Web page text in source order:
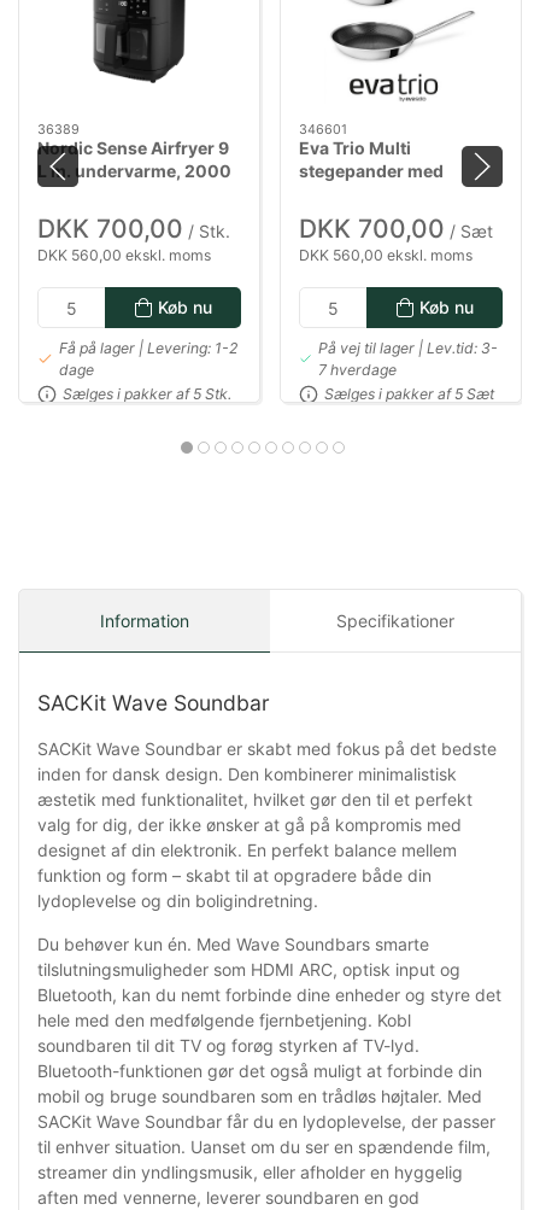
36389
Nordic Sense Airfryer 9
L m. undervarme, 2000
watt i sort
DKK 700,00 / Stk.
DKK 560,00 ekskl. moms
Køb nu
Få på lager | Levering: 1-2
dage
Sælges i pakker af 5 Stk.
346601
Eva Trio Multi
stegepander med
Mosaic keramisk Slip-
Let belægning - 24 & 28
cm
DKK 700,00 / Sæt
DKK 560,00 ekskl. moms
Køb nu
På vej til lager | Lev.tid: 3-
7 hverdage
Sælges i pakker af 5 Sæt
Information Specifikationer
SACKit Wave Soundbar
SACKit Wave Soundbar er skabt med fokus på det bedste
inden for dansk design. Den kombinerer minimalistisk
æstetik med funktionalitet, hvilket gør den til et perfekt
valg for dig, der ikke ønsker at gå på kompromis med
designet af din elektronik. En perfekt balance mellem
funktion og form – skabt til at opgradere både din
lydoplevelse og din boligindretning.
Du behøver kun én. Med Wave Soundbars smarte
tilslutningsmuligheder som HDMI ARC, optisk input og
Bluetooth, kan du nemt forbinde dine enheder og styre det
hele med den medfølgende fjernbetjening. Kobl
soundbaren til dit TV og forøg styrken af TV-lyd.
Bluetooth-funktionen gør det også muligt at forbinde din
mobil og bruge soundbaren som en trådløs højtaler. Med
SACKit Wave Soundbar får du en lydoplevelse, der passer
til enhver situation. Uanset om du ser en spændende film,
streamer din yndlingsmusik, eller afholder en hyggelig
aften med vennerne, leverer soundbaren en god